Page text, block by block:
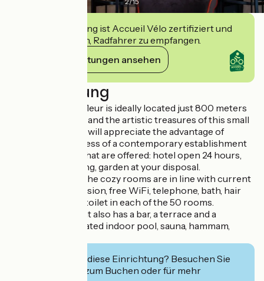
Diese Einrichtung ist Accueil Vélo zertifiziert und
verpflichtet sich, Radfahrer zu empfangen.
Ihre Verpflichtungen ansehen
Beschreibung
The M Hotel Honfleur is ideally located just 800 meters
from the old dock and the artistic treasures of this small
Norman port, you will appreciate the advantage of
finding the quietness of a contemporary establishment
and the services that are offered: hotel open 24 hours,
free private parking, garden at your disposal.
In a quiet setting, the cozy rooms are in line with current
trends: LCD television, free WiFi, telephone, bath, hair
dryer and private toilet in each of the 50 rooms.
The establishment also has a bar, a terrace and a
wellness area (heated indoor pool, sauna, hammam,
Interessiert Sie diese Einrichtung? Besuchen Sie
deren Website zum Buchen oder für mehr